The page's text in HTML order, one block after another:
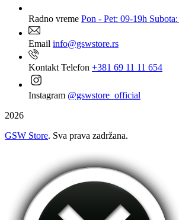
Radno vreme Pon - Pet: 09-19h
Email info@gswstore.rs
Kontakt Telefon +381 69 11 11 654
Instagram @gswstore_official
2026
GSW Store. Sva prava zadržana.